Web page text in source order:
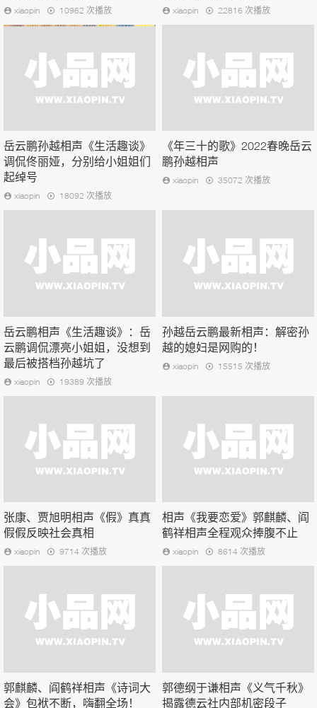
xiaopin 10962 次播放 xiaopin 22816 次播放
岳云鹏孙越相声《生活趣谈》
调侃佟丽娅，分别给小姐姐们
起绰号
xiaopin 18092 次播放
《年三十的歌》2022春晚岳云
鹏孙越相声
xiaopin 35072 次播放
岳云鹏相声《生活趣谈》：岳
云鹏调侃漂亮小姐姐，没想到
最后被搭档孙越坑了
xiaopin 19389 次播放
孙越岳云鹏最新相声：解密孙
越的媳妇是网购的！
xiaopin 15515 次播放
张康、贾旭明相声《假》真真
假假反映社会真相
xiaopin 9714 次播放
相声《我要恋爱》郭麒麟、阎
鹤祥相声全程观众捧腹不止
xiaopin 8614 次播放
郭麒麟、阎鹤祥相声《诗词大
会》包袱不断，嗨翻全场！
郭德纲于谦相声《义气千秋》
揭露德云社内部机密段子